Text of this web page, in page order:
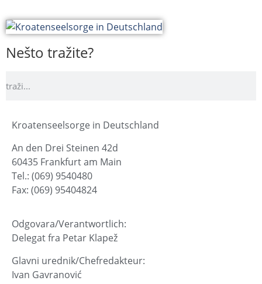
Nešto tražite?
Kroatenseelsorge in Deutschland
An den Drei Steinen 42d
60435 Frankfurt am Main
Tel.: (069) 9540480
Fax: (069) 95404824
Odgovara/Verantwortlich:
Delegat fra Petar Klapež
Glavni urednik/Chefredakteur:
Ivan Gavranović